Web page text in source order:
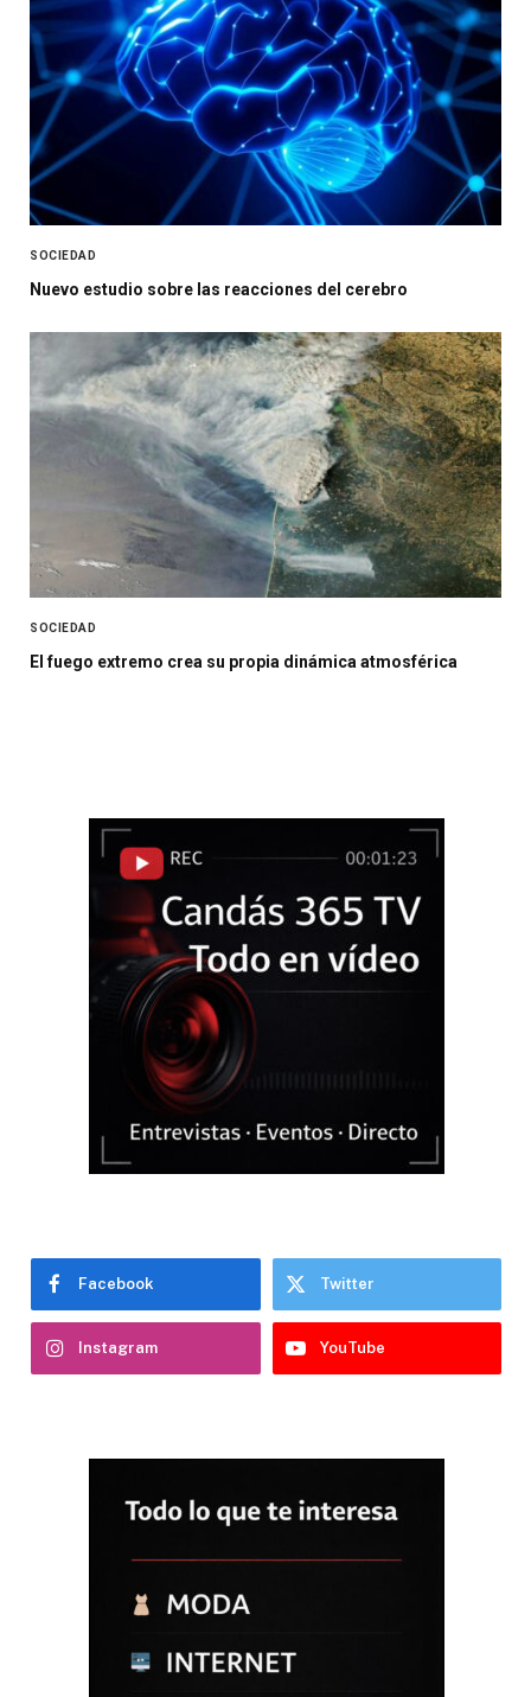
SOCIEDAD
Nuevo estudio sobre las reacciones del cerebro
SOCIEDAD
El fuego extremo crea su propia dinámica atmosférica
Facebook Twitter
Instagram YouTube